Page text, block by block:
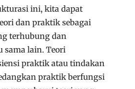
ini, kita dapat
dan praktik sebagai
terhubung dan
sama lain. Teori
praktik atau tindakan
praktik berfungsi